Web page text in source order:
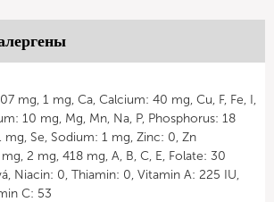
mg, 1 mg, Ca, Calcium: 40 mg, Cu, F, Fe, I,
10 mg, Mg, Mn, Na, P, Phosphorus: 18
mg, Se, Sodium: 1 mg, Zinc: 0, Zn
2 mg, 418 mg, A, B, C, E, Folate: 30
Niacin: 0, Thiamin: 0, Vitamin A: 225 IU,
C: 53